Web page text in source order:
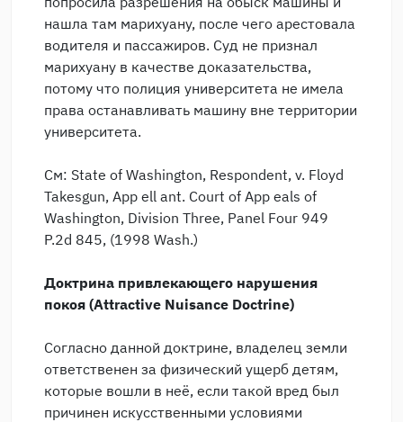
нашла там марихуану, после чего арестовала
водителя и пассажиров. Суд не признал
марихуану в качестве доказательства,
потому что полиция университета не имела
права останавливать машину вне территории
университета.
См: State of Washington, Respondent, v. Floyd
Takesgun, App ell ant. Court of App eals of
Washington, Division Three, Panel Four 949
P.2d 845, (1998 Wash.)
Доктрина привлекающего нарушения
покоя (Attractive Nuisance Doctrine)
Согласно данной доктрине, владелец земли
ответственен за физический ущерб детям,
которые вошли в неё, если такой вред был
причинен искусственными условиями